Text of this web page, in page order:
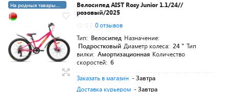
На родныя тавары
4%
5+19 суперкредит
Велосипед AIST Rosy Junior 1.1/24//
розовый/2025
0 отзывов
Тип: Велосипед Назначение:
Подростковый Диаметр колеса: 24 " Тип
вилки: Амортизационная Количество
скоростей: 6
Заказать в магазин - Завтра
Доставка курьером - Завтра